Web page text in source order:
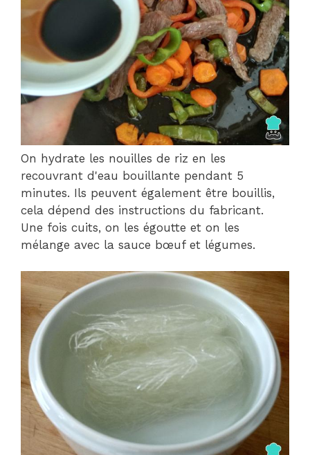
On hydrate les nouilles de riz en les
recouvrant d'eau bouillante pendant 5
minutes. Ils peuvent également être bouillis,
cela dépend des instructions du fabricant.
Une fois cuits, on les égoutte et on les
mélange avec la sauce bœuf et légumes.